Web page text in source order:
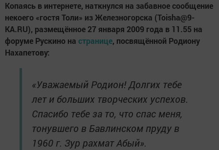
Копаясь в интернете, наткнулся на забавное сообщение
некоего «гостя Толи» из Железногорска (Toisha@9-
KA.RU), размещённое 27 января 2009 года в 11.55 на
форуме Рускино на странице, посвящённой Родиону
Нахапетову:
«Уважаемый Родион! Долгих тебе
лет и больших творческих успехов.
Спасибо тебе за то, что спас меня,
тонувшего в Бавлинском пруду в
1960 г. Зур рахмат Абый».